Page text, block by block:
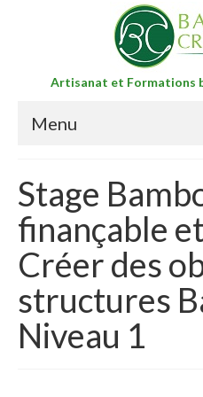
Artisanat et Formations
Menu
Boutique Formations
3j Formation
des structures
Séjour bambou –
3j stage bambou
efficace de votre projet
Stage
finançable
Créer des
structures
Niveau 1